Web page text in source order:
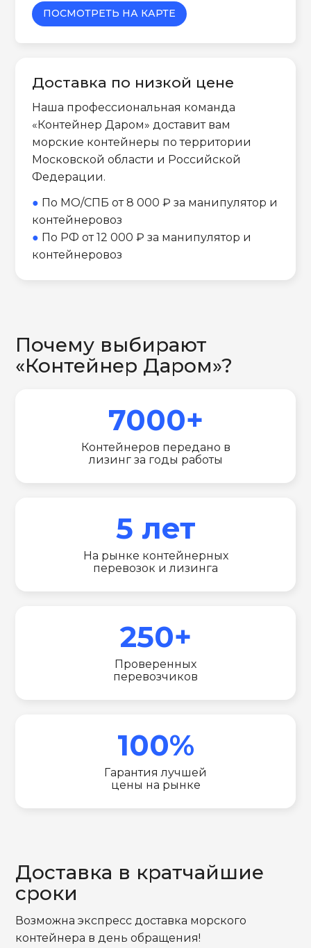
ПОСМОТРЕТЬ НА КАРТЕ
Доставка по низкой цене
Наша профессиональная команда
«Контейнер Даром» доставит вам
морские контейнеры по территории
Московской области и Российской
Федерации.
● По МО/СПБ от 8 000 ₽ за манипулятор и
контейнеровоз
● По РФ от 12 000 ₽ за манипулятор и
контейнеровоз
Почему выбирают
«Контейнер Даром»?
7000+
Контейнеров передано в
лизинг за годы работы
5 лет
На рынке контейнерных
перевозок и лизинга
250+
Проверенных
перевозчиков
100%
Гарантия лучшей
цены на рынке
Доставка в кратчайшие
сроки
Возможна экспресс доставка морского
контейнера в день обращения!